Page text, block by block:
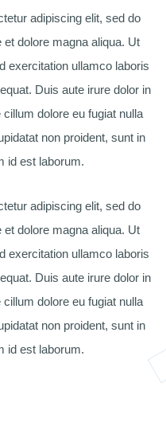
adipiscing elit, sed do
dolore magna aliqua. Ut
exercitation ullamco laboris
Duis aute irure dolor in
dolore eu fugiat nulla
non proident, sunt in
id est laborum.
adipiscing elit, sed do
dolore magna aliqua. Ut
exercitation ullamco laboris
Duis aute irure dolor in
dolore eu fugiat nulla
non proident, sunt in
id est laborum.